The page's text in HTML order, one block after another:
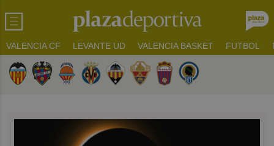
VALENCIA CF LEVANTE UD VALENCIA BASKET FUTBOL